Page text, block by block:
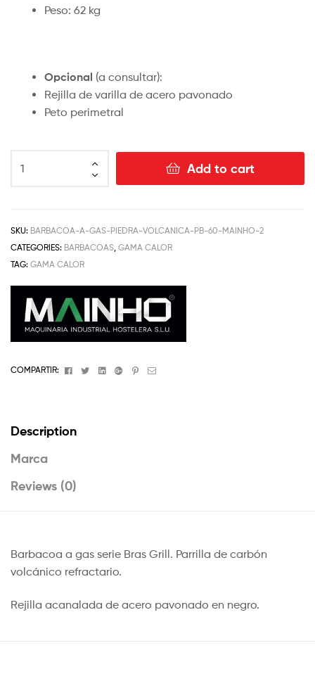
Peso: 62 kg
Opcional (a consultar):
Rejilla de varilla de acero pavonado
Peto perimetral
Add to cart
SKU: BARBACOA-A-GAS-PIEDRA-VOLCANICA-PB-60-MAINHO-2
CATEGORIES: BARBACOAS GAMA CALOR
TAG: GAMA CALOR
COMPARTIR: FacebookTwitterLinkedinGoogle+Pinterest
Email
Description
Marca
Reviews (0)
Barbacoa a gas serie Bras Grill. Parrilla de carbón
volcánico refractario.
Rejilla acanalada de acero pavonado en negro.